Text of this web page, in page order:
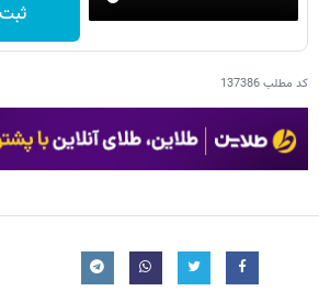
کد مطلب137386